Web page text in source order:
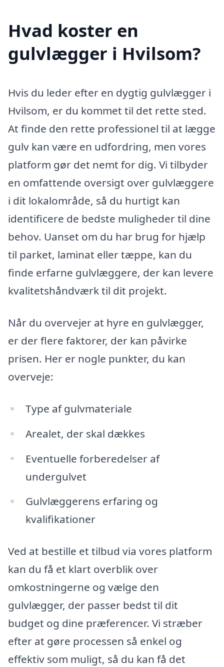
Hvad koster en
gulvlægger i Hvilsom?
Hvis du leder efter en dygtig gulvlægger i
Hvilsom, er du kommet til det rette sted.
At finde den rette professionel til at lægge
gulv kan være en udfordring, men vores
platform gør det nemt for dig. Vi tilbyder
en omfattende oversigt over gulvlæggere
i dit lokalområde, så du hurtigt kan
identificere de bedste muligheder til dine
behov. Uanset om du har brug for hjælp
til parket, laminat eller tæppe, kan du
finde erfarne gulvlæggere, der kan levere
kvalitetshåndværk til dit projekt.
Når du overvejer at hyre en gulvlægger,
er der flere faktorer, der kan påvirke
prisen. Her er nogle punkter, du kan
overveje:
Type af gulvmateriale
Arealet, der skal dækkes
Eventuelle forberedelser af
undergulvet
Gulvlæggerens erfaring og
kvalifikationer
Ved at bestille et tilbud via vores platform
kan du få et klart overblik over
omkostningerne og vælge den
gulvlægger, der passer bedst til dit
budget og dine præferencer. Vi stræber
efter at gøre processen så enkel og
effektiv som muligt, så du kan få det